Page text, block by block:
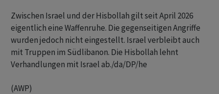
Zwischen Israel und der Hisbollah gilt seit April 2026
eigentlich eine Waffenruhe. Die gegenseitigen Angriffe
wurden jedoch nicht eingestellt. Israel verbleibt auch
mit Truppen im Südlibanon. Die Hisbollah lehnt
Verhandlungen mit Israel ab./da/DP/he
(AWP)